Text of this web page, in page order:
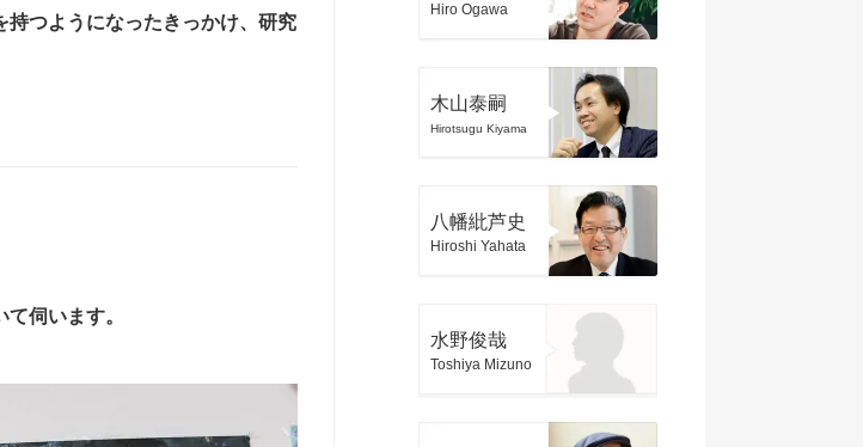
持つようになったきっかけ、研究
伺います。
Hiro Ogawa
木山泰嗣
Hirotsugu Kiyama
八幡紕芦史
Hiroshi Yahata
水野俊哉
Toshiya Mizuno